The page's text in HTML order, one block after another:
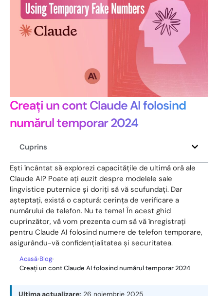
Creați un cont Claude AI folosind
numărul temporar 2024
Cuprins
Ești încântat să explorezi capacitățile de ultimă oră ale
Claude AI? Poate ați auzit despre modelele sale
lingvistice puternice și doriți să vă scufundați. Dar
așteptați, există o captură: cerința de verificare a
numărului de telefon. Nu te teme! În acest ghid
cuprinzător, vă vom prezenta cum să vă înregistrați
pentru Claude AI folosind numere de telefon temporare,
asigurându-vă confidențialitatea și securitatea.
Acasă›Blog›
Creați un cont Claude AI folosind numărul temporar 2024
Ultima actualizare: 26 noiembrie 2025